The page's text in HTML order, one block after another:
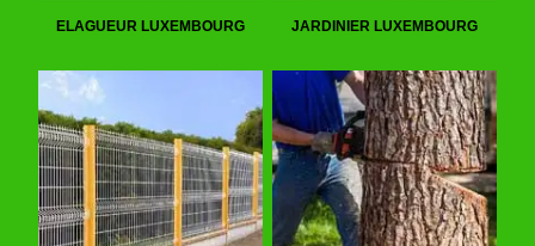
ELAGUEUR LUXEMBOURG JARDINIER LUXEMBOURG